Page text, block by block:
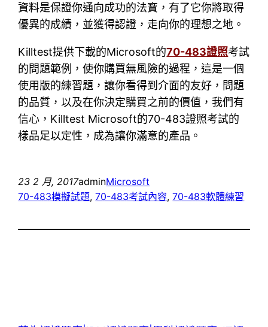
資料是保證你通向成功的法寶，有了它你將取得
優異的成績，並獲得認證，走向你的理想之地。
Killtest提供下載的Microsoft的70-483證照考試
的問題範例，使你購買無風險的過程，這是一個
使用版的練習題，讓你看得到介面的友好，問題
的品質，以及在你決定購買之前的價值，我們有
信心，Killtest Microsoft的70-483證照考試的
樣品足以定性，成為讓你滿意的產品。
23 2 月, 2017adminMicrosoft
70-483模擬試題, 70-483考試內容, 70-483軟體練習